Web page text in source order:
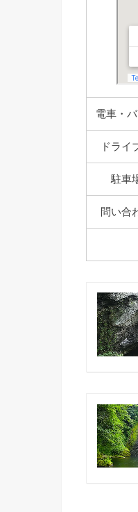
電車・
ドライ
駐車
問い合